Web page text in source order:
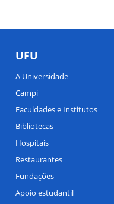
UFU
A Universidade
Campi
Faculdades e Institutos
Bibliotecas
Hospitais
Restaurantes
Fundações
Apoio estudantil